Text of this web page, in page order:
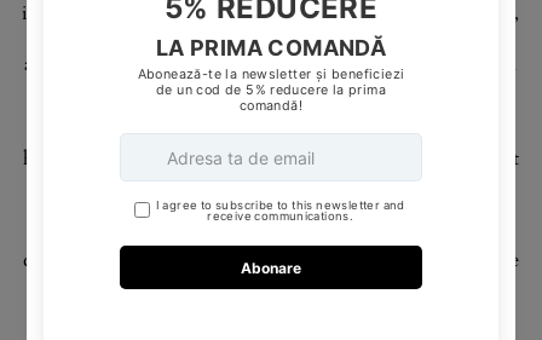
imbracamintei pentru copii. Materialul moale și ajustabil,
împreună cu sistemul de siret, oferă nu doar un aspect
adorabil, ci și un nivel sporit de confort pentru bebelușul
tău.
Cum poți să îmbini utilul cu plăcutul în alegerea
hainuțelor pentru micuțul tău? Alege Pantalonașii cu Siret
și întreabă-te: Cum poți să faci din momentul de
îmbrăcare o experiență memorabilă și practică, alegând
confortul necesar pentru bebelușul tău? Cu grijă și atenție
la detalii, Pantalonașii cu Siret devin opțiunea ideală în